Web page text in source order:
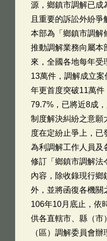
源，鄉鎮市調解已成
且重要的訴訟外紛爭
本部為「鄉鎮市調解
推動調解業務向屬本
來，全國各地每年受
13萬件，調解成立
年更首度突破11萬
79.7%，已將近8成
制度解決糾紛之意願
度在定紛止爭上，已
為利調解工作人員及
修訂「鄉鎮市調解法
內容，除收錄現行鄉
外，並將函復各機關
106年10月底止，依
供各直轄市、縣（市
（區）調解委員會